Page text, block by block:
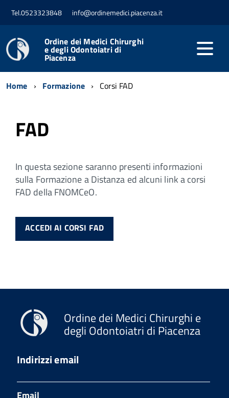
Tel.0523323848 info@ordinemedici.piacenza.it
Ordine dei Medici Chirurghi
e degli Odontoiatri di
Piacenza
Home Formazione Corsi FAD
FAD
In questa sezione saranno presenti informazioni
sulla Formazione a Distanza ed alcuni link a corsi
FAD della FNOMCeO.
ACCEDI AI CORSI FAD
Ordine dei Medici Chirurghi e
degli Odontoiatri di Piacenza
Indirizzi email
Email